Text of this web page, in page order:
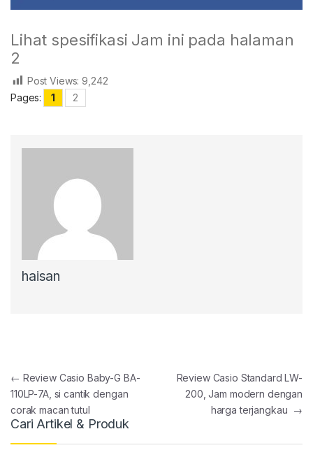
Lihat spesifikasi Jam ini pada halaman
2
Post Views: 9,242
Pages:
1 2
haisan
Post navigation
← Review Casio Baby-G BA-
110LP-7A, si cantik dengan
corak macan tutul
Review Casio Standard LW-
200, Jam modern dengan
harga terjangkau →
Cari Artikel & Produk